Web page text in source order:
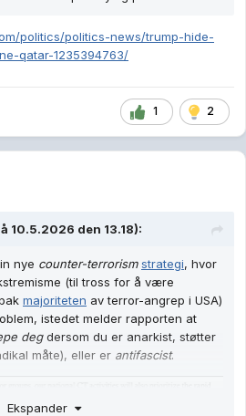
politics/politics-news/trump-hide-
qatar-1235394763/
1 2
10.5.2026 den 13.18):
nye counter-terrorism strategi, hvor
(til tross for å være
majoriteten av terror-angrep i USA)
istedet melder rapporten at
degdersom du er anarkist, støtter
måte), eller er antifascist.
Ekspander